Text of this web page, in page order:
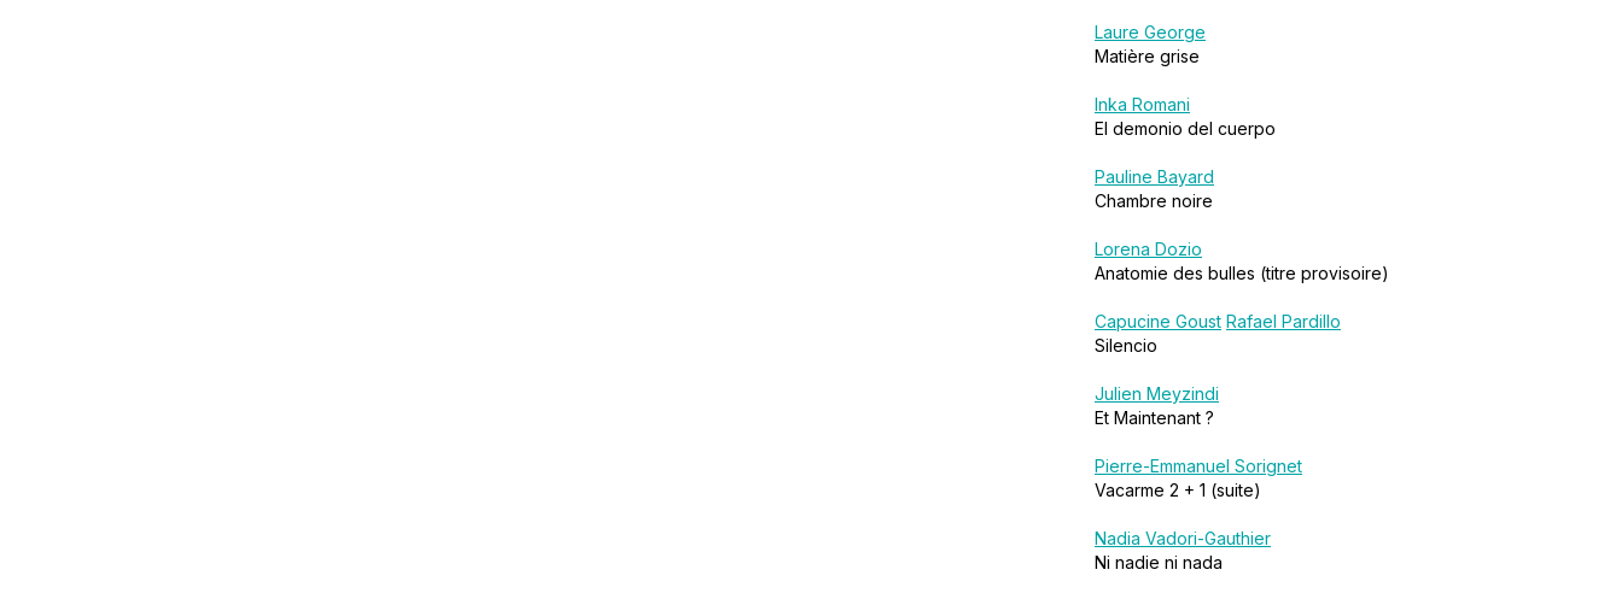
Laure George
Matière grise
Inka Romani
El demonio del cuerpo
Pauline Bayard
Chambre noire
Lorena Dozio
Anatomie des bulles (titre provisoire)
Capucine Goust Rafael Pardillo
Silencio
Julien Meyzindi
Et Maintenant ?
Pierre-Emmanuel Sorignet
Vacarme 2 + 1 (suite)
Nadia Vadori-Gauthier
Ni nadie ni nada